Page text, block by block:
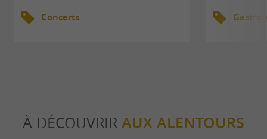
Concerts
À DÉCOUVRIR AUX ALENTOURS